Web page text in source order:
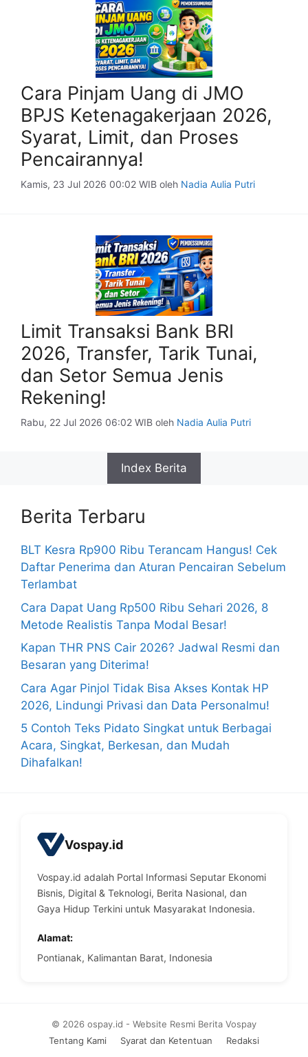
Cara Pinjam Uang di JMO
BPJS Ketenagakerjaan 2026,
Syarat, Limit, dan Proses
Pencairannya!
Kamis, 23 Jul 2026 00:02 WIB oleh Nadia Aulia Putri
Limit Transaksi Bank BRI
2026, Transfer, Tarik Tunai,
dan Setor Semua Jenis
Rekening!
Rabu, 22 Jul 2026 06:02 WIB oleh Nadia Aulia Putri
Index Berita
Berita Terbaru
BLT Kesra Rp900 Ribu Terancam Hangus! Cek
Daftar Penerima dan Aturan Pencairan Sebelum
Terlambat
Cara Dapat Uang Rp500 Ribu Sehari 2026, 8
Metode Realistis Tanpa Modal Besar!
Kapan THR PNS Cair 2026? Jadwal Resmi dan
Besaran yang Diterima!
Cara Agar Pinjol Tidak Bisa Akses Kontak HP
2026, Lindungi Privasi dan Data Personalmu!
5 Contoh Teks Pidato Singkat untuk Berbagai
Acara, Singkat, Berkesan, dan Mudah
Dihafalkan!
Vospay.id
Vospay.id adalah Portal Informasi Seputar Ekonomi
Bisnis, Digital & Teknologi, Berita Nasional, dan
Gaya Hidup Terkini untuk Masyarakat Indonesia.
Alamat:
Pontianak, Kalimantan Barat, Indonesia
Tentang Kami Syarat dan Ketentuan
Redaksi
© 2026 ospay.id - Website Resmi Berita Vospay